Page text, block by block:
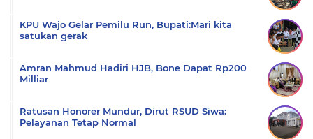
KPU Wajo Gelar Pemilu Run, Bupati:Mari kita
satukan gerak
Amran Mahmud Hadiri HJB, Bone Dapat Rp200
Milliar
Ratusan Honorer Mundur, Dirut RSUD Siwa:
Pelayanan Tetap Normal